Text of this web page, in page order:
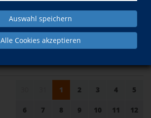
Auswahl speichern
Alle Cookies akzeptieren
im Juni
1 2 3 4 5
6 7 8 9 10 11 12